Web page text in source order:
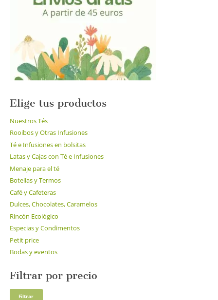
Elige tus productos
Nuestros Tés
Rooibos y Otras Infusiones
Té e Infusiones en bolsitas
Latas y Cajas con Té e Infusiones
Menaje para el té
Botellas y Termos
Café y Cafeteras
Dulces, Chocolates, Caramelos
Rincón Ecológico
Especias y Condimentos
Petit price
Bodas y eventos
Filtrar por precio
Filtrar